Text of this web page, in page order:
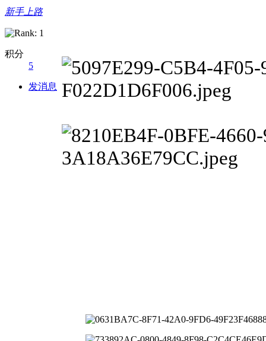
新手上路
积分
5
发消息